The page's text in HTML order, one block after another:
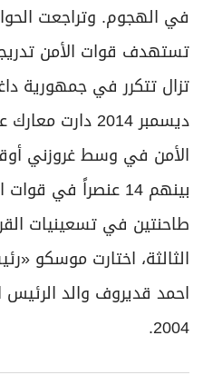
برامج
عدد اليوم
مواقيت الصلاة
الأحوال الجوية
في الهجوم. وتراجعت
تستهدف قوات الأمن
تزال تتكرر في جمهورية
ديسمبر 2014
بينهم 14 عنصراً في
طاحنتين في تسعينيات
الثالثة، اختارت موسكو
احمد قديروف والد الرئيس
2004.